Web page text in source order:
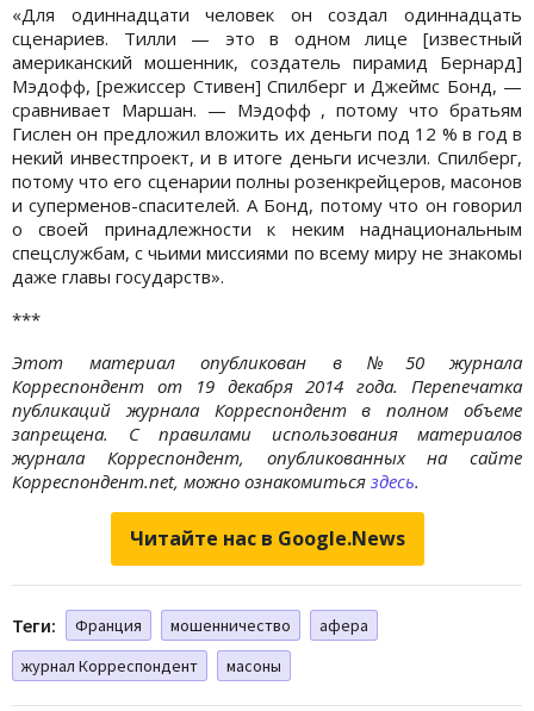
«Для одиннадцати человек он создал одиннадцать
сценариев. Тилли — это в одном лице [известный
американский мошенник, создатель пирамид Бернард]
Мэдофф, [режиссер Стивен] Спилберг и Джеймс Бонд, —
сравнивает Маршан. — Мэдофф , потому что братьям
Гислен он предложил вложить их деньги под 12 % в год в
некий инвестпроект, и в итоге деньги исчезли. Спилберг,
потому что его сценарии полны розенкрейцеров, масонов
и суперменов-спасителей. А Бонд, потому что он говорил
о своей принадлежности к неким наднациональным
спецслужбам, с чьими миссиями по всему миру не знакомы
даже главы государств».
***
Этот материал опубликован в №50 журнала
Корреспондент от 19 декабря 2014 года. Перепечатка
публикаций журнала Корреспондент в полном объеме
запрещена. С правилами использования материалов
журнала Корреспондент, опубликованных на сайте
Корреспондент.net, можно ознакомиться здесь.
Читайте нас в Google.News
Теги: Франция мошенничество
афера
журнал Корреспондент
масоны